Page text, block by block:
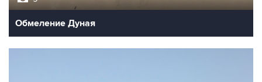
Обмеление Дуная